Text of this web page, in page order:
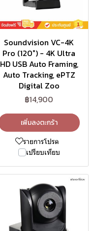
Soundvision VC-4K
Pro (120°) - 4K Ultra
HD USB Auto Framing,
Auto Tracking, ePTZ
Digital Zoo
฿14,900
เพิ่มลงตะกร้า
รายการโปรด
เปรียบเทียบ